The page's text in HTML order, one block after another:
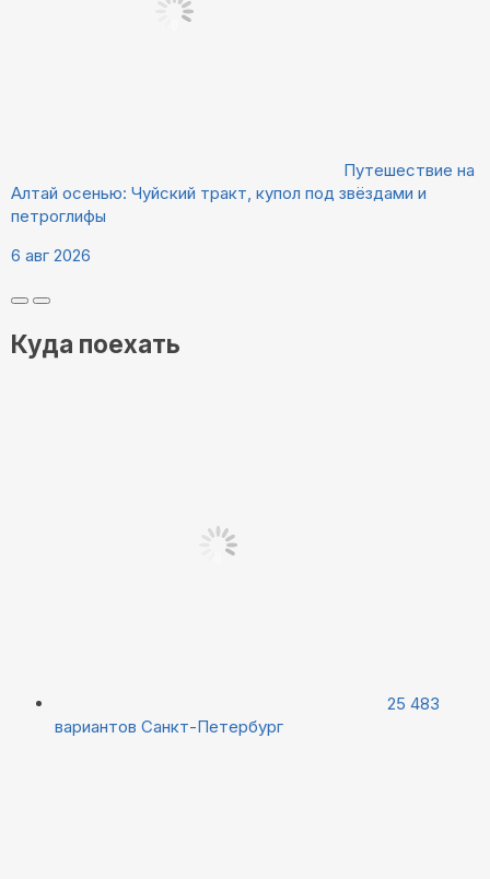
Путешествие на
Алтай осенью: Чуйский тракт, купол под звёздами и
петроглифы
6 авг 2026
Куда поехать
25 483
вариантов Санкт-Петербург